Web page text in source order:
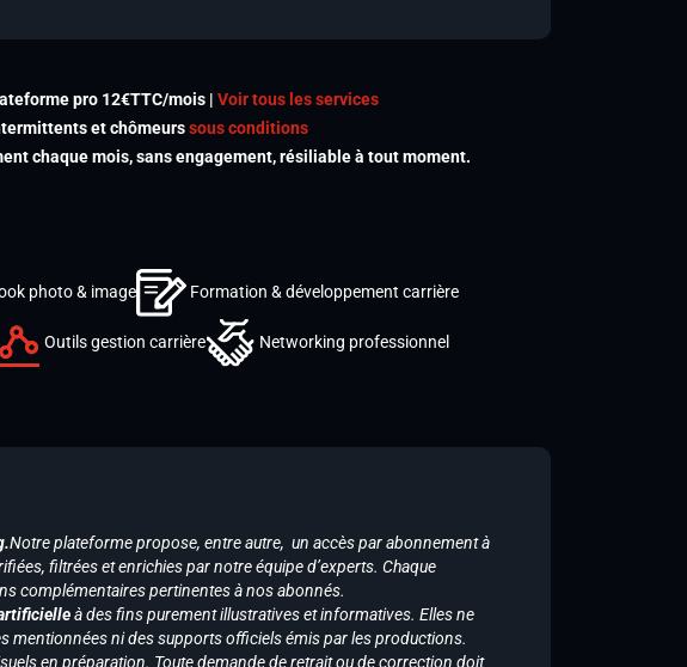
pro 12€TTC/mois | Voir tous les services
et chômeurssous conditions
chaque mois, sans engagement, résiliable à tout moment.
photo & image Formation & développement carrière
Outils gestion carrière Networking professionnel
Notre plateforme propose, entre autre, un accès par abonnement à
filtrées et enrichies par notre équipe d’experts. Chaque
complémentaires pertinentes à nos abonnés.
à des fins purement illustratives et informatives. Elles ne
mentionnées ni des supports officiels émis par les productions.
en préparation. Toute demande de retrait ou de correction doit